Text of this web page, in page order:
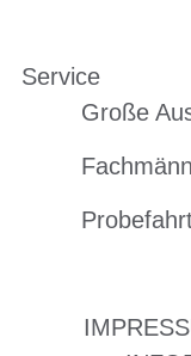
Service
Große